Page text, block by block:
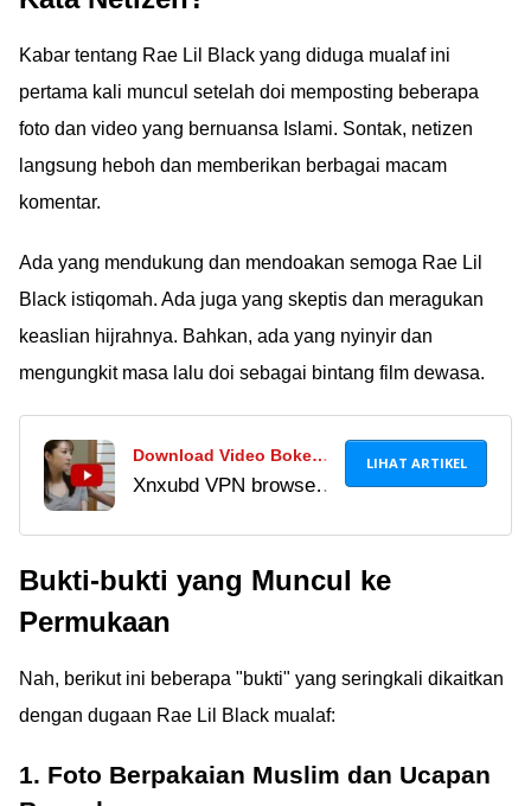
Kabar tentang Rae Lil Black yang diduga mualaf ini
pertama kali muncul setelah doi memposting beberapa
foto dan video yang bernuansa Islami. Sontak, netizen
langsung heboh dan memberikan berbagai macam
komentar.
Ada yang mendukung dan mendoakan semoga Rae Lil
Black istiqomah. Ada juga yang skeptis dan meragukan
keaslian hijrahnya. Bahkan, ada yang nyinyir dan
mengungkit masa lalu doi sebagai bintang film dewasa.
Download Video Bokeh
Japanese Word Origin
VPN Browser Download
Xnxubd VPN browser
Indonesia APK bisa
origin full sepuasnya.
LIHAT ARTIKEL
Bukti-bukti yang Muncul ke
Permukaan
Nah, berikut ini beberapa "bukti" yang seringkali dikaitkan
dengan dugaan Rae Lil Black mualaf:
1. Foto Berpakaian Muslim dan Ucapan